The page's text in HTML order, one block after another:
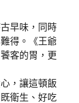
早味，同時
得。《王爺
客的胃，更
，讓這頓飯
衛生、好吃